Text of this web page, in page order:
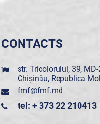
CONTACTS
str. Tricolorului, 39, MD-
Chișinău, Republica
fmf@fmf.md
tel: + 373 22 210413